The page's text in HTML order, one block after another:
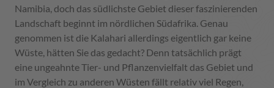
Namibia, doch das südlichste Gebiet dieser faszinierenden
Landschaft beginnt im nördlichen Südafrika. Genau
genommen ist die Kalahari allerdings eigentlich gar keine
Wüste, hätten Sie das gedacht? Denn tatsächlich prägt
eine ungeahnte Tier- und Pflanzenvielfalt das Gebiet und
im Vergleich zu anderen Wüsten fällt relativ viel Regen,